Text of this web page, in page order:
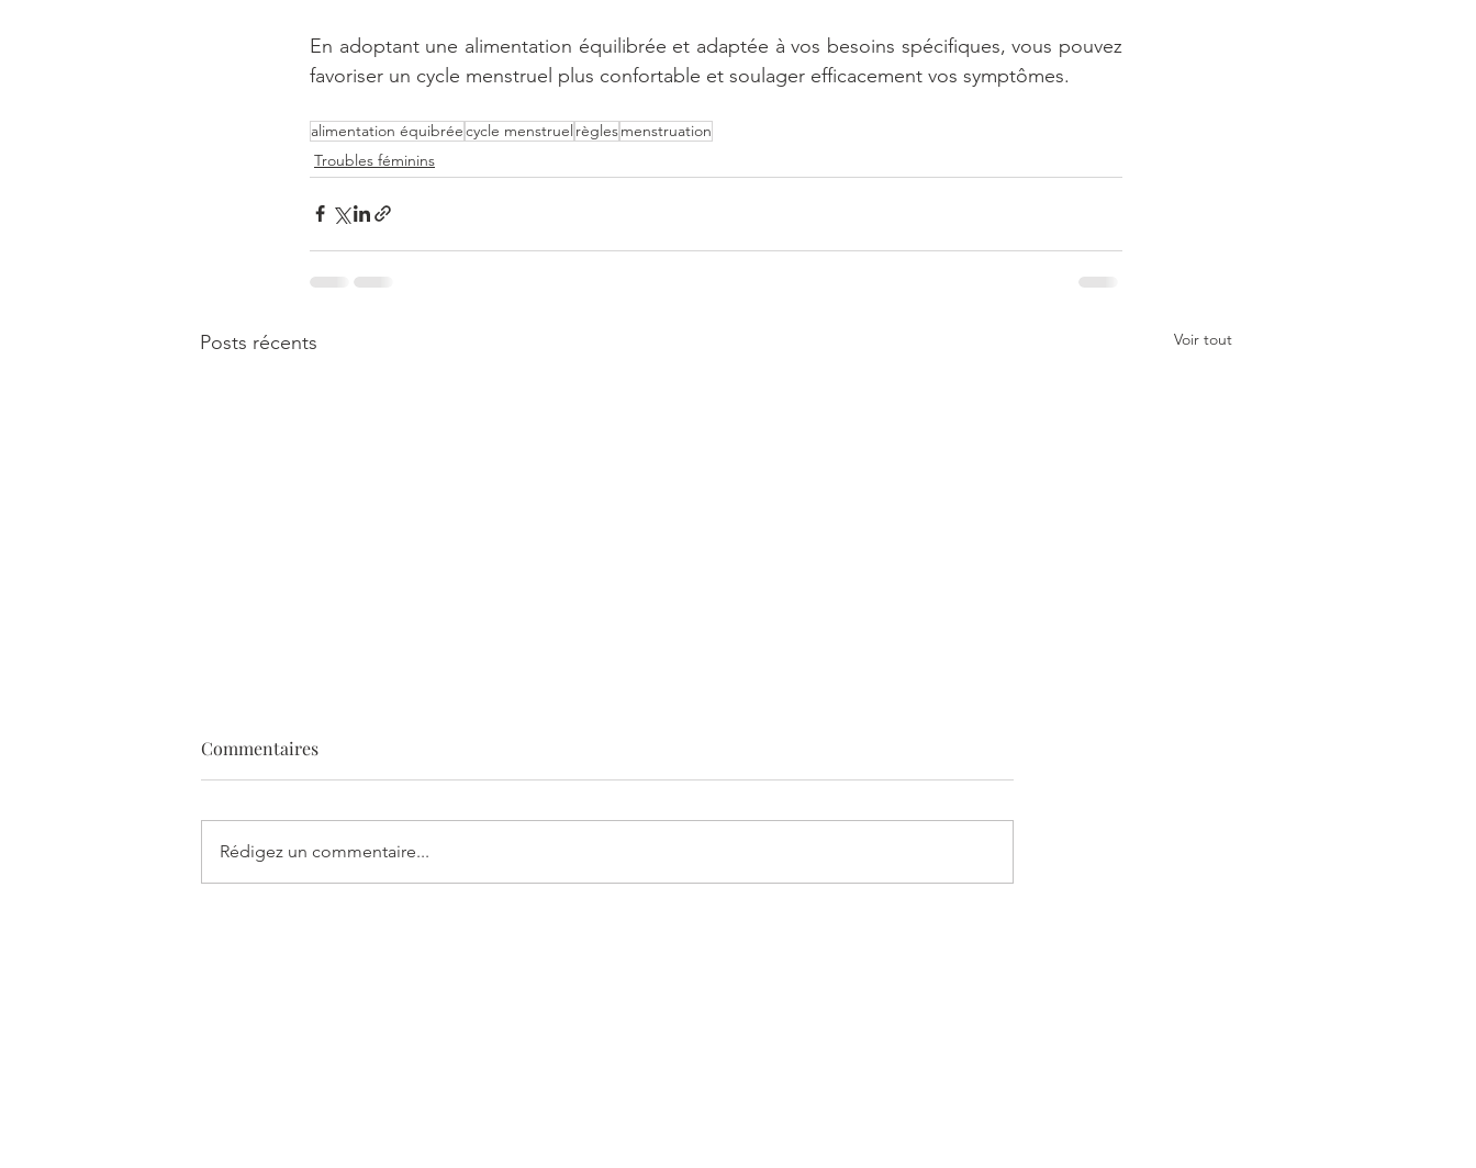
En adoptant une alimentation équilibrée et adaptée à vos besoins spécifiques, vous pouvez
favoriser un cycle menstruel plus confortable et soulager efficacement vos symptômes.
alimentation équibréecycle menstruel règlesmenstruation
Troubles féminins
Posts récents Voir tout
Commentaires
Rédigez un commentaire...